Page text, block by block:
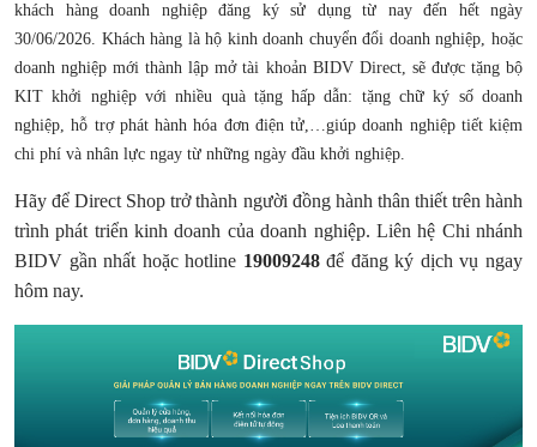
khách hàng doanh nghiệp đăng ký sử dụng từ nay đến hết ngày
30/06/2026. Khách hàng là hộ kinh doanh chuyển đổi doanh nghiệp, hoặc
doanh nghiệp mới thành lập mở tài khoản BIDV Direct, sẽ được tặng bộ
KIT khởi nghiệp với nhiều quà tặng hấp dẫn: tặng chữ ký số doanh
nghiệp, hỗ trợ phát hành hóa đơn điện tử,…giúp doanh nghiệp tiết kiệm
chi phí và nhân lực ngay từ những ngày đầu khởi nghiệp.
Hãy để Direct Shop trở thành người đồng hành thân thiết trên hành
trình phát triển kinh doanh của doanh nghiệp. Liên hệ Chi nhánh
BIDV gần nhất hoặc hotline 19009248để đăng ký dịch vụ ngay
hôm nay.